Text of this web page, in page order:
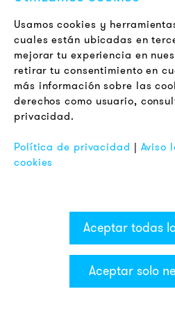
Categorías
+/- 10 %
902 016
110-120 V AC
0,045
Usamos cookies y
cuales están ubicadas en
mejorar tu experiencia en
retirar tu consentimiento en
más información sobre las
derechos como usuario,
privacidad.
Política de privacidad | Aviso
cookies
Aceptar todas
Aceptar solo